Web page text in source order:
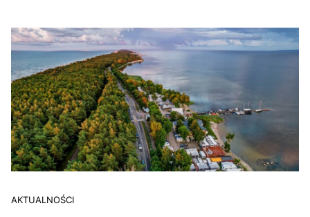
AKTUALNOŚCI